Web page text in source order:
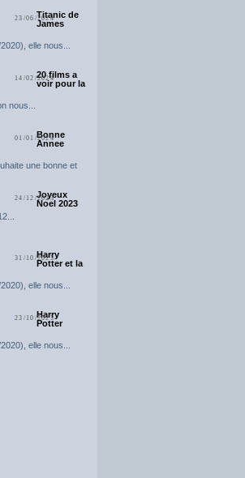
23/06/2024Titanic de
James
elle nous...
14/02/202420 films a
voir pour la
nous...
01/01/2024
Bonne
Annee
une bonne et
24/12/2023
Joyeux
Noel 2023
31/10/2023
Harry
Potter et la
elle nous...
23/10/2023
Harry
Potter
elle nous...